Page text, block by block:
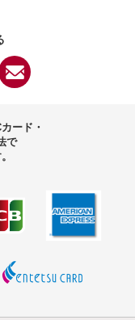
ード・
で